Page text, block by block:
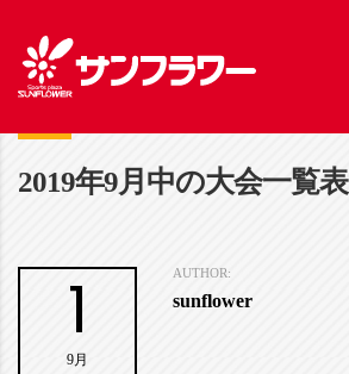
2019年9月中の大会一覧表
1
9月
AUTHOR:
sunflower